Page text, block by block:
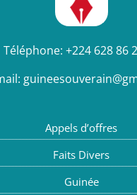
Téléphone: +224 628 86
Appels d’offres
Faits Divers
Guinée